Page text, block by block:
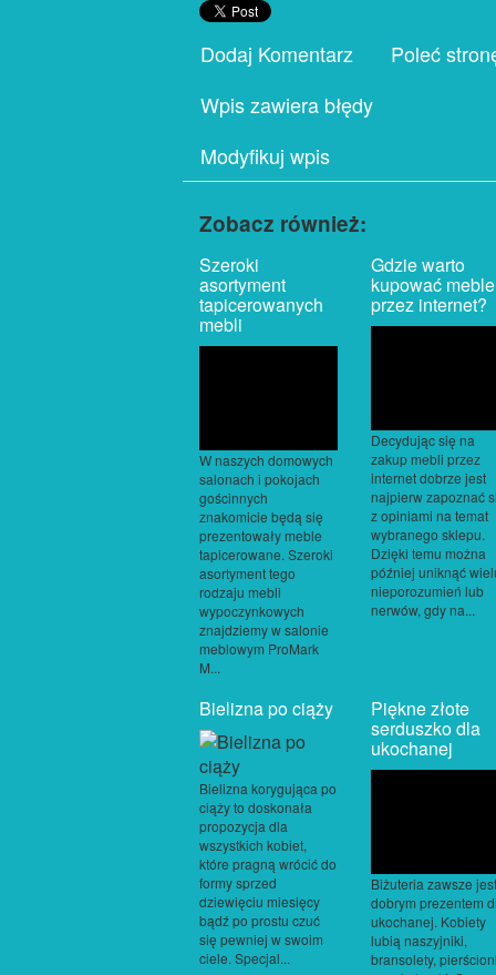
Dodaj Komentarz
Poleć
Wpis zawiera błędy
Modyfikuj wpis
Zobacz również:
Szeroki
asortyment
tapicerowanych
mebli
W naszych domowych
salonach i pokojach
gościnnych
znakomicie będą się
prezentowały meble
tapicerowane. Szeroki
asortyment tego
rodzaju mebli
wypoczynkowych
znajdziemy w salonie
meblowym ProMark
M...
Gdzie warto
kupować meble
przez internet?
Decydując się na
zakup mebli przez
internet dobrze jest
najpierw zapoznać
z opiniami na temat
wybranego sklepu.
Dzięki temu można
później uniknąć
nieporozumień lub
nerwów, gdy na...
Bielizna po ciąży
Bielizna korygująca po
ciąży to doskonała
propozycja dla
wszystkich kobiet,
które pragną wrócić do
formy sprzed
dziewięciu miesięcy
bądź po prostu czuć
się pewniej w swoim
ciele. Specjal...
Piękne złote
serduszko dla
ukochanej
Biżuteria zawsze jest
dobrym prezentem
ukochanej. Kobiety
lubią naszyjniki,
bransolety,